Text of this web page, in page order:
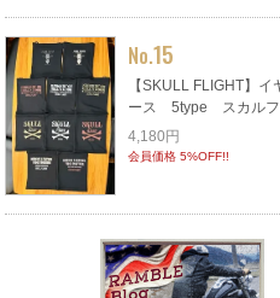
No.15
【SKULL FLIGHT】
ース 5type スカルフ
4,180円
会員価格 5%OFF!!